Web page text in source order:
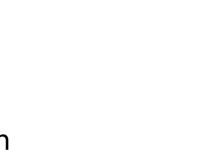
Produkte im Warenkorb.